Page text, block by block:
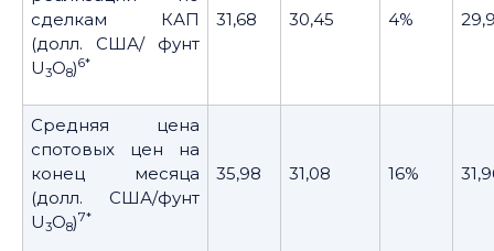
сделкам КАП
(долл. США/ фунт
U3O8)6*
31,68 30,45 4%
Средняя цена
спотовых цен на
конец месяца
(долл. США/фунт
U3O8)7*
35,98 31,08 16%